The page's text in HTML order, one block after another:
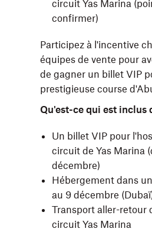
circuit Yas Marina
confirmer)
Participez à l'incentive
équipes de vente pour
de gagner un billet VIP
prestigieuse course
Qu'est-ce qui est inclus
Un billet VIP pour
circuit de Yas Marina
décembre)
Hébergement dans
au 9 décembre
Transport aller-retour
circuit Yas Marina